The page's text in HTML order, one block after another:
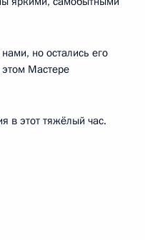
но остались его
Мастере
в этот тяжёлый час.